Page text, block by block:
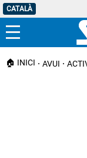
CATALÀ
Menú
🏠 INICI AVUI